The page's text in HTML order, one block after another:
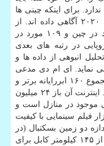
برای اینكه چینی ها
از تولید ابررایانه قدرتمند تازه خود تا سال ۲۰۲۰ آگاهی داده اند. از
مجموع ابررایانه های برتر جهان ۲۲۷ مورد در چین و ۱۰۹ مورد در
در رتبه های بعدی
انبوهی از داده ها و
نماید. ای ام دی مدعی
است كه این ابررایانه از توان محاسباتی مجموع ۱۶۰ ابررایانه برتر و
فوق سریع جهان برخوردار بوده و پهنای باند اینترنت آن باز ۲۴ میلیون
موجود در منازل است و
فیلم سینمایی با كیفیت
دو زمین بسكتبال (در
حدود ۶۸۰ متر مربع) فضا اشغال می كند و از ۱۴۵ كیلومتر كابل برای